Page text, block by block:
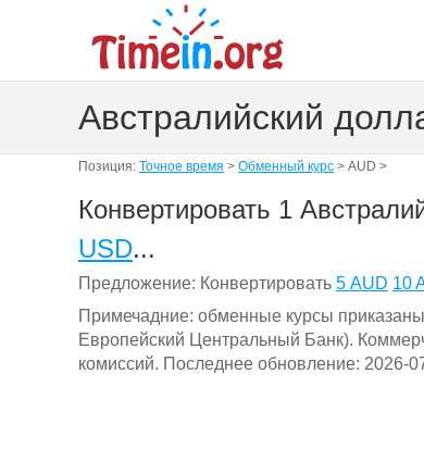
Австралийский
Позиция: Точное время > Обменный курс > AUD >
Конвертировать 1
USD...
Предложение: Конвертировать 5 AUD 10
Примечадние: обменные курсы
Европейский Центральный Банк).
комиссий. Последнее обновление: 2026-